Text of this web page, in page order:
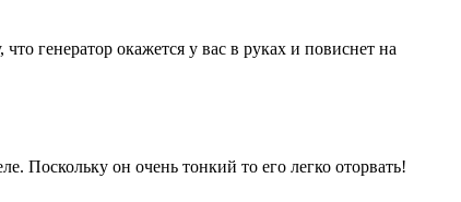
генератор окажется у вас в руках и повиснет на
он очень тонкий то его легко оторвать!